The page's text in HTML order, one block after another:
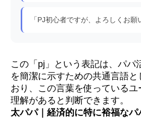
「PJ初心者ですが、よろしくお願
この「pj」という表記は、パパ
を簡潔に示すための共通言語
おり、この言葉を使っている
理解があると判断できます。
太パパ｜経済的に特に裕福なパ